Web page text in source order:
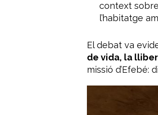
context
l’habitatge
El debat va
de vida, la
missió d’Efebé: